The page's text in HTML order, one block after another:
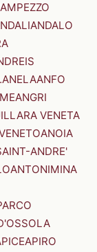
AMPEZZO
ANDALO
ANELAANFO
ANGRI
VENETA
ANOIA
ANDRE'
ANTONIMINA
APIRO